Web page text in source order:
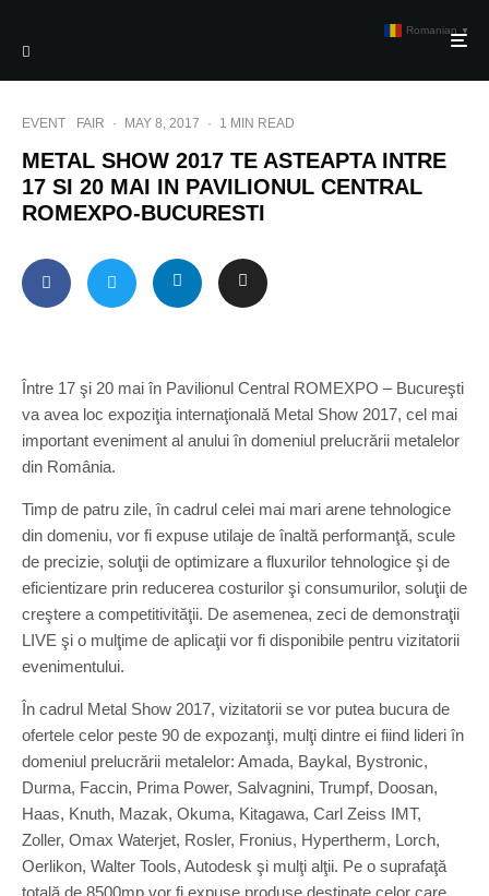
EVENT FAIR · MAY 8, 2017 · 1 MIN READ
METAL SHOW 2017 TE ASTEAPTA INTRE
17 SI 20 MAI IN PAVILIONUL CENTRAL
ROMEXPO-BUCURESTI
Între 17 şi 20 mai în Pavilionul Central ROMEXPO – Bucureşti
va avea loc expoziţia internaţională Metal Show 2017, cel mai
important eveniment al anului în domeniul prelucrării metalelor
din România.
Timp de patru zile, în cadrul celei mai mari arene tehnologice
din domeniu, vor fi expuse utilaje de înaltă performanţă, scule
de precizie, soluţii de optimizare a fluxurilor tehnologice şi de
eficientizare prin reducerea costurilor şi consumurilor, soluţii de
creştere a competitivităţii. De asemenea, zeci de demonstraţii
LIVE şi o mulţime de aplicaţii vor fi disponibile pentru vizitatorii
evenimentului.
În cadrul Metal Show 2017, vizitatorii se vor putea bucura de
ofertele celor peste 90 de expozanţi, mulţi dintre ei fiind lideri în
domeniul prelucrării metalelor: Amada, Baykal, Bystronic,
Durma, Faccin, Prima Power, Salvagnini, Trumpf, Doosan,
Haas, Knuth, Mazak, Okuma, Kitagawa, Carl Zeiss IMT,
Zoller, Omax Waterjet, Rosler, Fronius, Hypertherm, Lorch,
Oerlikon, Walter Tools, Autodesk şi mulţi alţii. Pe o suprafaţă
totală de 8500mp vor fi expuse produse destinate celor care
Romanian ▼